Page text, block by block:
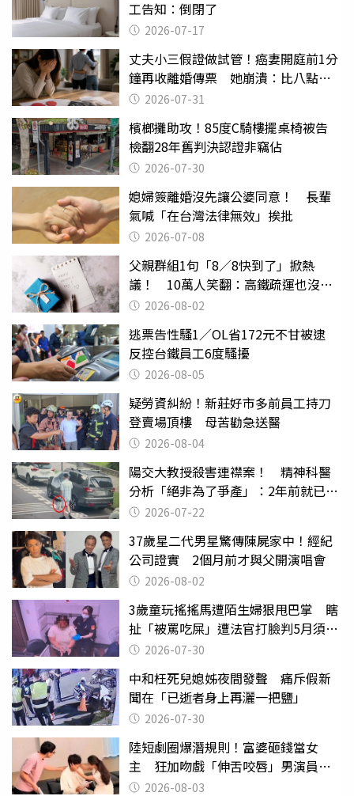
工告知：倒閉了
2026-07-17
丈夫小三假證做試管！癌妻開庭前1分
鐘再收離婚傳票 她崩潰：比八點檔
還扯2026-07-31
檳榔攤助攻！85度C騎樓擺桌椅被告
檢翻28年舊判決認證非竊佔
2026-07-30
媳婦簽離婚沒先讓公婆同意！ 長輩
氣喊「在台灣法律無效」挨批
2026-07-08
父親群組1句「8／8快到了」掀熱
議！ 10萬人笑翻：高鐵疏運也沒列
父親節
2026-08-02
逃票告性騷1／OL省172元不甘被逮
反控台鐵員工6度騷擾
2026-08-05
疑勞資糾紛！新莊好市多前員工持刀
登賣場頂樓 母苦勸急送醫
2026-08-04
陽交大教授殺害連襟案！ 精神科醫
分析「絕非為了爭產」：2年前就已言
行詭異
2026-07-22
37歲星二代男星驚傳陳屍家中！經紀
公司證實 2個月前才與父開演唱會
2026-08-02
3歲童玩搖搖馬遭陌生婦狠甩巴掌 瞎
扯「被罵吃屎」遭法官打臉判5月須入
監 2026-07-30
中和枉死兒媳姊夜間發聲 痛斥假新
聞在「已逝者身上再灑一把鹽」
2026-07-30
陸短劇圈爆潛規則！富婆砸錢當女
主 狂加吻戲「伸舌咬唇」男演員崩
潰 2026-08-03